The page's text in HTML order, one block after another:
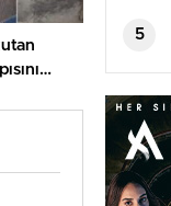
5